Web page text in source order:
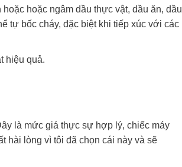
hoặc ngâm dầu thực vật, dầu ăn, dầu
tự bốc cháy, đặc biệt khi tiếp xúc với các
hiệu quả.
là mức giá thực sự hợp lý, chiếc máy
hài lòng vì tôi đã chọn cái này và sẽ